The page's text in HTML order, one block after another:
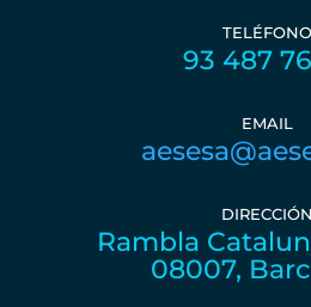
TELÉFONO
93 487
EMAIL
DIRECCIÓN
Rambla
08007,